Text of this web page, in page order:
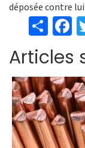
déposée contre lui
S
h
ar
e
Articles